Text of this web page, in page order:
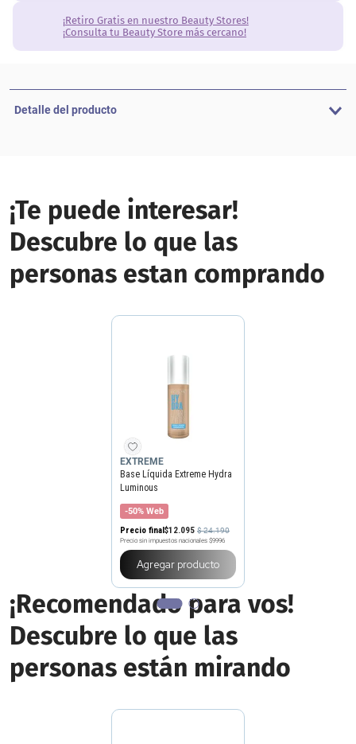
¡Retiro Gratis en nuestro Beauty Stores!
¡Consulta tu Beauty Store más cercano!
Detalle del producto
¡Te puede interesar!
Descubre lo que las
personas estan comprando
EXTREME
Base Líquida Extreme Hydra
Luminous
-50% Web
Precio final$12.095 $24.190
Precio sin impuestos nacionales $9996
Agregar producto
¡Recomendado para vos!
Descubre lo que las
personas están mirando